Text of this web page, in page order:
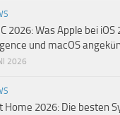
2026: Was Apple bei iOS
und macOS
2026
Home 2026: Die besten